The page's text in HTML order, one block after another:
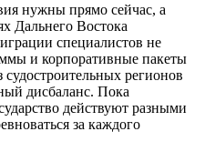
нужны прямо сейчас, а
Дальнего Востока
специалистов не
и корпоративные пакеты
регионов
дисбаланс. Пока
действуют разными
за каждого